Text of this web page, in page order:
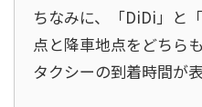
ちなみに、「DiDi」と
点と降車地点をどちら
タクシーの到着時間が